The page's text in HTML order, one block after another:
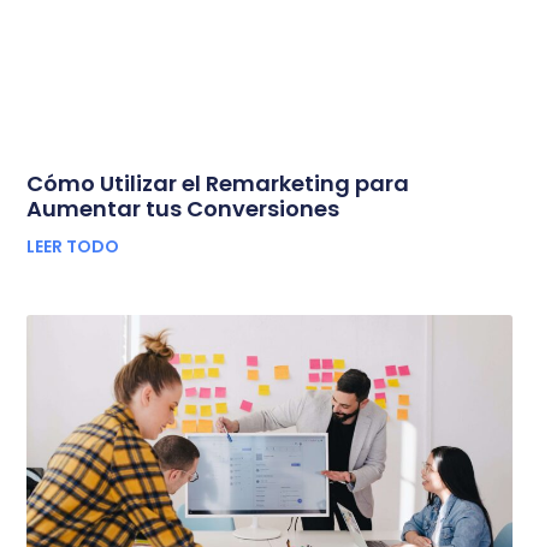
Cómo Utilizar el Remarketing para
Aumentar tus Conversiones
LEER TODO